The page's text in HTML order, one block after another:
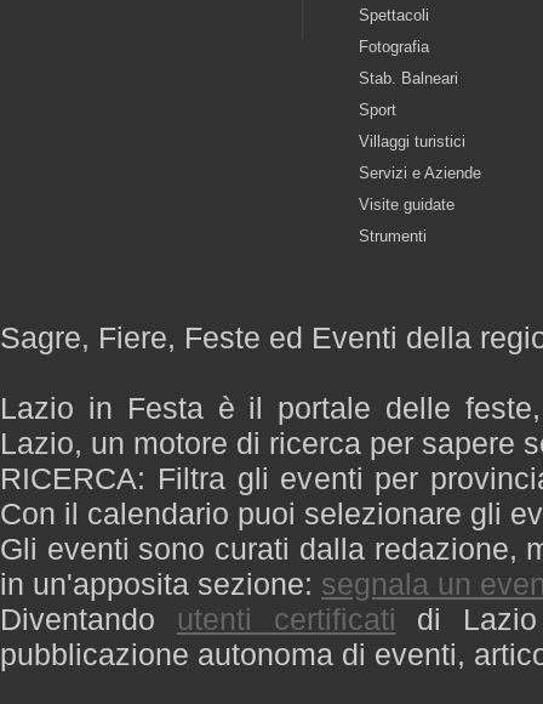
Spettacoli
Fotografia
Stab. Balneari
Sport
Villaggi turistici
Servizi e Aziende
Visite guidate
Strumenti
Sagre, Fiere, Feste ed Eventi della
Lazio in Festa è il portale delle
Lazio, un motore di ricerca per sapere
RICERCA: Filtra gli eventi per
Con il calendario puoi selezionare gli
Gli eventi sono curati dalla redazione,
in un'apposita sezione: segnala un
Diventando utenti certificati di
pubblicazione autonoma di eventi,